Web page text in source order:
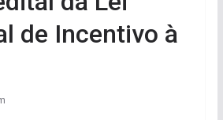
de Incentivo à